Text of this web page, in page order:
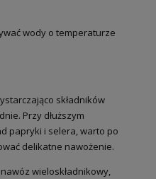
wody o temperaturze
składników
Przy dłuższym
papryki i selera, warto po
delikatne nawożenie.
wieloskładnikowy,